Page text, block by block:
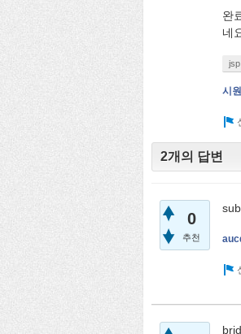
완
네
jsp
시
2개의 답변
0
추천